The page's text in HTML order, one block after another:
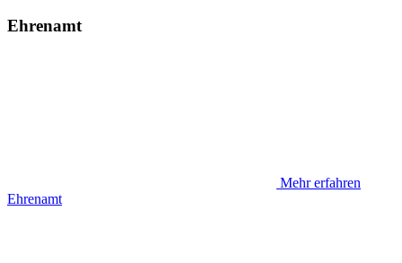
Ehrenamt
Mehr erfahren
Ehrenamt